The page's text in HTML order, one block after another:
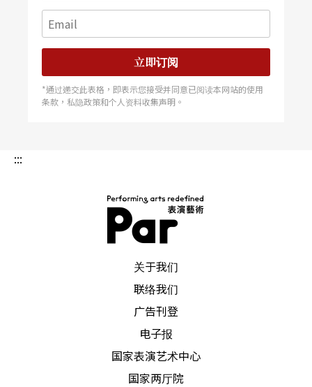
找到自己的路，这点让我非常的欣慰。
在大家辛苦的申请经费与努力之下，现在系上的器
材慢慢的已经到位了，学生在使用上也更加地小心
与爱惜，毕竟器材不便宜，要维修又要通过层层关
让学生更小心使用他们。
我们对于学生在录音上面的训练方式可分为几个部
一个录音专案，不管大小都会由几个元素来组成，
音乐家，器材与录音混音师，在前置作业上需要做
到全面沟通与理解，才不会发生窘况。
立即订阅
*通过递交此表格，即表示您接受并同意已阅读本网站的使用
条款，私隐政策和个人资料收集声明。
:::
关于我们
联络我们
广告刊登
电子报
国家表演艺术中心
国家两厅院